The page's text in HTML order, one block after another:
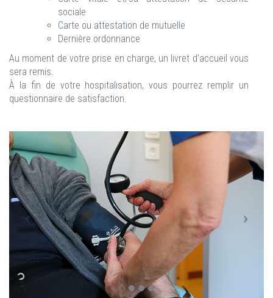
sociale
Carte ou attestation de mutuelle
Dernière ordonnance
Au moment de votre prise en charge, un livret d’accueil vous
sera remis.
À la fin de votre hospitalisation, vous pourrez remplir un
questionnaire de satisfaction.